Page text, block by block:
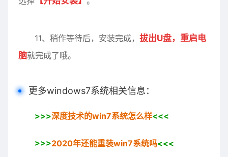
11、稍作等待后，安装完成， 拔出U盘，重启电
脑就完成了哦。
更多windows7系统相关信息：
>>>深度技术的win7系统怎么样<<<
>>>2020年还能重装win7系统吗<<<